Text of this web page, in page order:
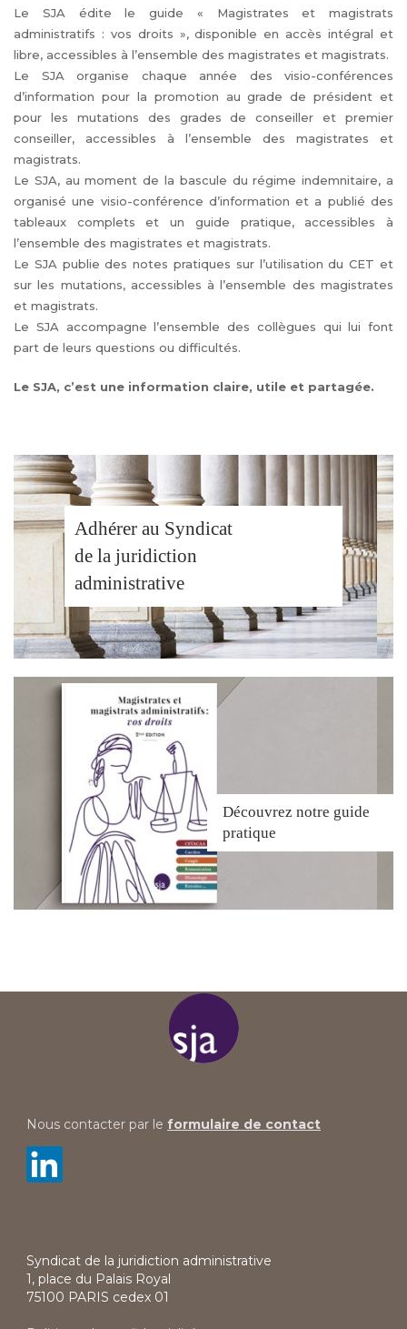
Le SJA édite le guide « Magistrates et magistrats
administratifs : vos droits », disponible en accès intégral et
libre, accessibles à l’ensemble des magistrates et magistrats.
Le SJA organise chaque année des visio-conférences
d’information pour la promotion au grade de président et
pour les mutations des grades de conseiller et premier
conseiller, accessibles à l’ensemble des magistrates et
magistrats.
Le SJA, au moment de la bascule du régime indemnitaire, a
organisé une visio-conférence d’information et a publié des
tableaux complets et un guide pratique, accessibles à
l’ensemble des magistrates et magistrats.
Le SJA publie des notes pratiques sur l’utilisation du CET et
sur les mutations, accessibles à l’ensemble des magistrates
et magistrats.
Le SJA accompagne l’ensemble des collègues qui lui font
part de leurs questions ou difficultés.
Le SJA, c’est une information claire, utile et partagée.
Adhérer au Syndicat
de la juridiction
administrative
Découvrez notre guide
pratique
Nous contacter par le formulaire de contact
Syndicat de la juridiction administrative
1, place du Palais Royal
75100 PARIS cedex 01